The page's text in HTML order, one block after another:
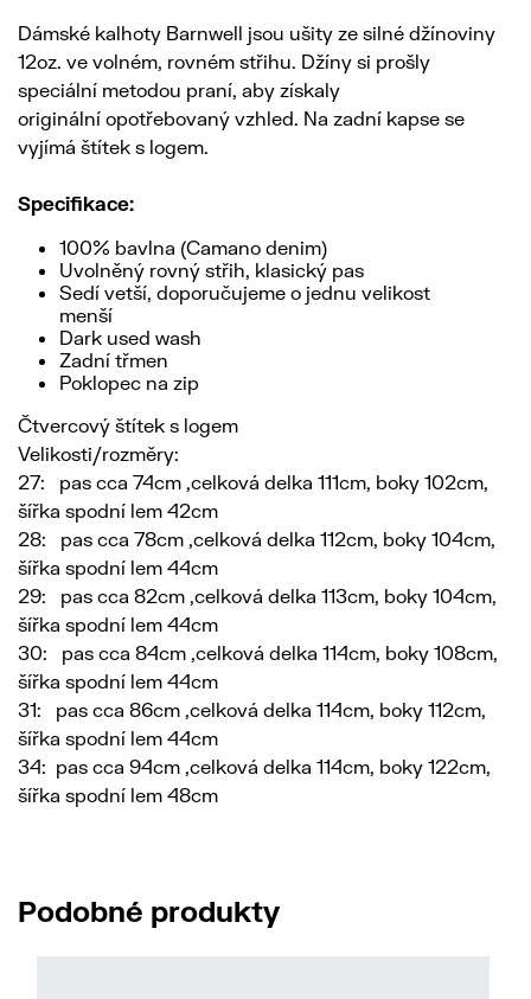
Dámské kalhoty Barnwell jsou ušity ze silné džínoviny
12oz. ve volném, rovném střihu. Džíny si prošly
speciální metodou praní, aby získaly
originální opotřebovaný vzhled. Na zadní kapse se
vyjímá štítek s logem.
Specifikace:
100% bavlna (Camano denim)
Uvolněný rovný střih, klasický pas
Sedí vetší, doporučujeme o jednu velikost
menší
Dark used wash
Zadní třmen
Poklopec na zip
Čtvercový štítek s logem
Velikosti/rozměry:
27: pas cca 74cm ,celková delka 111cm, boky 102cm,
šířka spodní lem 42cm
28: pas cca 78cm ,celková delka 112cm, boky 104cm,
šířka spodní lem 44cm
29: pas cca 82cm ,celková delka 113cm, boky 104cm,
šířka spodní lem 44cm
30: pas cca 84cm ,celková delka 114cm, boky 108cm,
šířka spodní lem 44cm
31: pas cca 86cm ,celková delka 114cm, boky 112cm,
šířka spodní lem 44cm
34: pas cca 94cm ,celková delka 114cm, boky 122cm,
šířka spodní lem 48cm
Podobné produkty